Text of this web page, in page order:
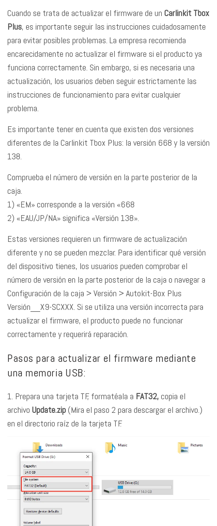
Cuando se trata de actualizar el firmware de un Carlinkit Tbox
Plus, es importante seguir las instrucciones cuidadosamente
para evitar posibles problemas. La empresa recomienda
encarecidamente no actualizar el firmware si el producto ya
funciona correctamente. Sin embargo, si es necesaria una
actualización, los usuarios deben seguir estrictamente las
instrucciones de funcionamiento para evitar cualquier
problema.
Es importante tener en cuenta que existen dos versiones
diferentes de la Carlinkit Tbox Plus: la versión 668 y la versión
138.
Comprueba el número de versión en la parte posterior de la
caja.
1) «EM» corresponde a la versión «668
2) «EAU/JP/NA» significa «Versión 138».
Estas versiones requieren un firmware de actualización
diferente y no se pueden mezclar. Para identificar qué versión
del dispositivo tienes, los usuarios pueden comprobar el
número de versión en la parte posterior de la caja o navegar a
Configuración de la caja > Versión > Autokit-Box Plus
Versión__X9-SCXXX. Si se utiliza una versión incorrecta para
actualizar el firmware, el producto puede no funcionar
correctamente y requerirá reparación.
Pasos para actualizar el firmware mediante
una memoria USB:
1. Prepara una tarjeta TF, formatéala a FAT32, copia el
archivo Update.zip (Mira el paso 2 para descargar el archivo.)
en el directorio raíz de la tarjeta TF.